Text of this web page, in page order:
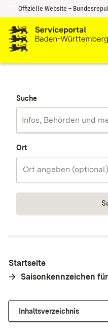
Zum Inhalt springen
Zur Suche springen
Offizielle Website –
Suche
Ort
Startseite
Saisonkennzeichen
Inhaltsverzeichnis